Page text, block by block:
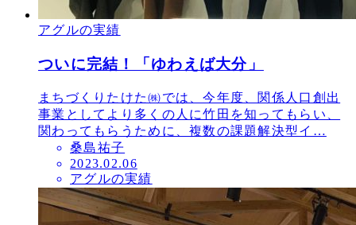
アグルの実績
ついに完結！「ゆわえば大分」
まちづくりたけた㈱では、今年度、関係人口創出
事業としてより多くの人に竹田を知ってもらい、
関わってもらうために、複数の課題解決型イ…
桑島祐子
投
稿
日
2023.02.06
アグルの実績